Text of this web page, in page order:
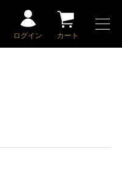
ログイン カート